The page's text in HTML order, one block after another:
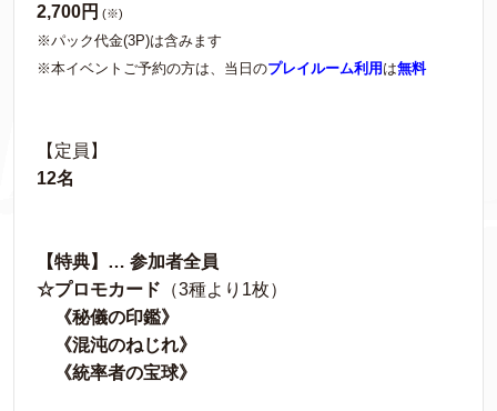
2,700円 (※)
※パック代金(3P)は含みます
※本イベントご予約の方は、当日のプレイルーム利用 は無料
【定員】
12名
【特典】… 参加者全員
☆プロモカード （3種より1枚）
《秘儀の印鑑》
《混沌のねじれ》
《統率者の宝球》